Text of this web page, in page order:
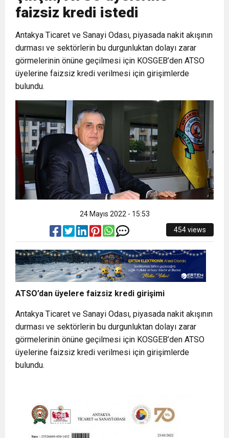
6:19
CUMHURİYET BAYRAMI MESAJI
17:36 KURUMLAR VERGİSİ ERTELENDİ
1:00 İTSO İŞ-KUR SGK TOPLANTI
DUYURUSU
21:40 CEYLANDERE’DE BAŞKAN EMRAH
KARAÇAY’A SEVGİ SELİ
18:22 BAŞKAN SAMİ ÜSTÜN’DEN
GÖNÜLLERE DOKUNAN ZİYARET
faizsiz kredi istedi
Antakya Ticaret ve Sanayi Odası, piyasada nakit akışının
durması ve sektörlerin bu durgunluktan dolayı zarar
görmelerinin önüne geçilmesi için KOSGEB’den ATSO
üyelerine faizsiz kredi verilmesi için girişimlerde
bulundu.
24 Mayıs 2022 - 15:53
454 views
ATSO’dan üyelere faizsiz kredi girişimi
Antakya Ticaret ve Sanayi Odası, piyasada nakit akışının
durması ve sektörlerin bu durgunluktan dolayı zarar
görmelerinin önüne geçilmesi için KOSGEB’den ATSO
üyelerine faizsiz kredi verilmesi için girişimlerde
bulundu.